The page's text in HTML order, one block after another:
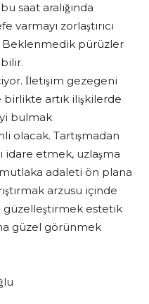
saat aralığında
varmayı zorlaştırıcı
pürüzler
İletişim gezegeni
birlikte artık ilişkilerde
bulmak
olacak. Tartışmadan
idare etmek, uzlaşma
adaleti ön plana
arzusu içinde
güzelleştirmek estetik
güzel görünmek